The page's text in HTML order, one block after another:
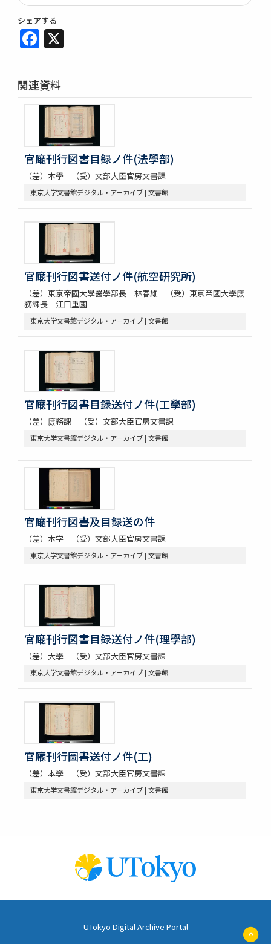
シェアする
Facebook
関連資料
官廰刊行図書目録ノ件(法學部)
（差）本學 （受）文部大臣官房文書課
東京大学文書館デジタル・アーカイブ | 文書館
官廰刊行図書送付ノ件(航空研究所)
（差）東京帝國大學醫學部長 林春雄 （受）東京帝國大學庻
務課長 江口重國
東京大学文書館デジタル・アーカイブ | 文書館
官廰刊行図書目録送付ノ件(工學部)
（差）庻務課 （受）文部大臣官房文書課
東京大学文書館デジタル・アーカイブ | 文書館
官廰刊行図書及目録送の件
（差）本学 （受）文部大臣官房文書課
東京大学文書館デジタル・アーカイブ | 文書館
官廰刊行図書目録送付ノ件(理學部)
（差）大學 （受）文部大臣官房文書課
東京大学文書館デジタル・アーカイブ | 文書館
官廳刊行圖書送付ノ件(工)
（差）本學 （受）文部大臣官房文書課
東京大学文書館デジタル・アーカイブ | 文書館
UTokyo Digital Archive Portal
ペ